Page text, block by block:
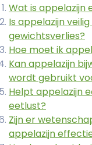
Wat is appelazijn
Is appelazijn
gewichtsverlies?
Hoe moet ik
Kan appelazijn
wordt gebruikt
Helpt appelazijn
eetlust?
Zijn er
appelazijn